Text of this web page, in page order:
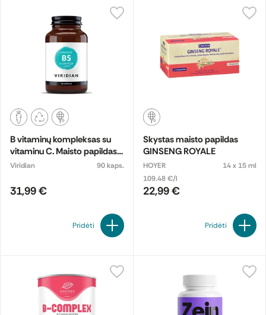
B vitaminų kompleksas su
vitaminu C. Maisto papildas.
Maisto papildas
Viridian 90 kaps.
31,99 €
Pridėti
Skystas maisto papildas
GINSENG ROYALE
HOYER
14 x 15 ml
109.48 €/l
22,99 €
Pridėti